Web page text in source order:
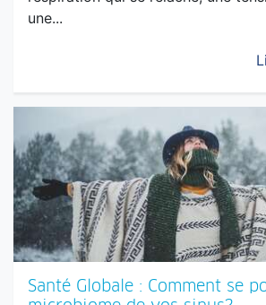
Santé Globale : Comment se
microbiome de vos sinus?
dripping », c’est-à-dire un